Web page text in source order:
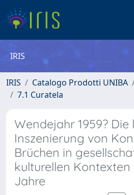
IRIS
IRIS Catalogo Prodotti UNIBA
7.1 Curatela
Wendejahr 1959? Die
Inszenierung von
Brüchen in
kulturellen Kontexten
Jahre